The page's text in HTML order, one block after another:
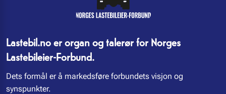
Lastebil.no er organ og talerør for Norges
Lastebileier-Forbund.
Dets formål er å markedsføre forbundets visjon og
synspunkter.